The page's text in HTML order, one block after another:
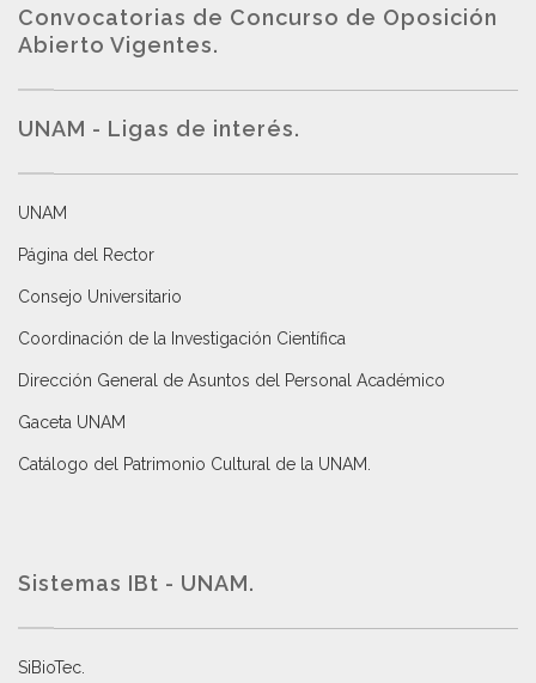
Convocatorias de Concurso de Oposición
Abierto Vigentes.
UNAM - Ligas de interés.
UNAM
Página del Rector
Consejo Universitario
Coordinación de la Investigación Científica
Dirección General de Asuntos del Personal Académico
Gaceta UNAM
Catálogo del Patrimonio Cultural de la UNAM.
Sistemas IBt - UNAM.
SiBioTec